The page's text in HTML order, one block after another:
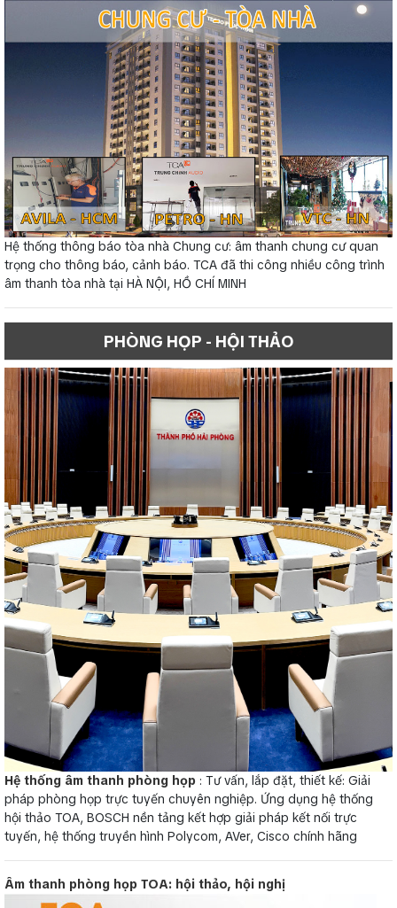
Hệ thống thông báo tòa nhà Chung cư: âm thanh chung cư quan
trọng cho thông báo, cảnh báo. TCA đã thi công nhiều công trình
âm thanh tòa nhà tại HÀ NỘI, HỒ CHÍ MINH
PHÒNG HỌP - HỘI THẢO
Hệ thống âm thanh phòng họp : Tư vấn, lắp đặt, thiết kế: Giải
pháp phòng họp trực tuyến chuyên nghiệp. Ứng dụng hệ thống
hội thảo TOA, BOSCH nền tảng kết hợp giải pháp kết nối trực
tuyến, hệ thống truyền hình Polycom, AVer, Cisco chính hãng
Âm thanh phòng họp TOA: hội thảo, hội nghị